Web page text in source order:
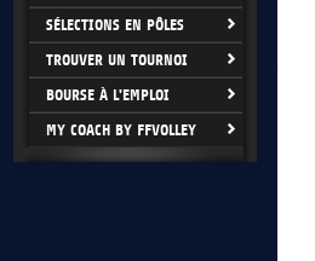
SÉLECTIONS EN PÔLES
TROUVER UN TOURNOI
BOURSE À L'EMPLOI
MY COACH BY FFVOLLEY